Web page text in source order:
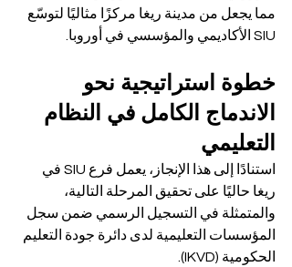
مما يجعل من مدينة ريغا مركزًا مثاليًا لتوسّع
SIU الأكاديمي والمؤسسي في أوروبا.
خطوة استراتيجية نحو
الاندماج الكامل في النظام
التعليمي
استنادًا إلى هذا الإنجاز، يعمل فرع SIU في
ريغا حاليًا على تحقيق المرحلة التالية،
والمتمثلة في التسجيل الرسمي ضمن سجل
المؤسسات التعليمية لدى دائرة جودة التعليم
الحكومية (IKVD).